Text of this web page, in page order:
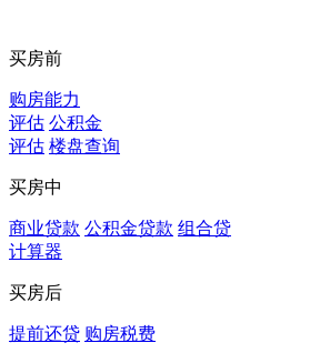
买房前
购房能力
评估 公积金
评估 楼盘查询
买房中
商业贷款 公积金贷款 组合贷
计算器
买房后
提前还贷 购房税费